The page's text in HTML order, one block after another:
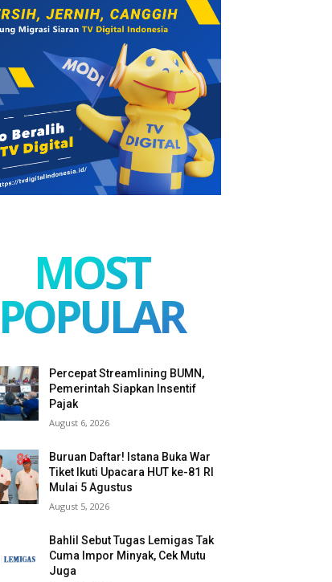
MOST
POPULAR
Percepat Streamlining BUMN,
Pemerintah Siapkan Insentif
Pajak
August 6, 2026
Buruan Daftar! Istana Buka War
Tiket Ikuti Upacara HUT ke-81 RI
Mulai 5 Agustus
August 5, 2026
Bahlil Sebut Tugas Lemigas Tak
Cuma Impor Minyak, Cek Mutu
Juga